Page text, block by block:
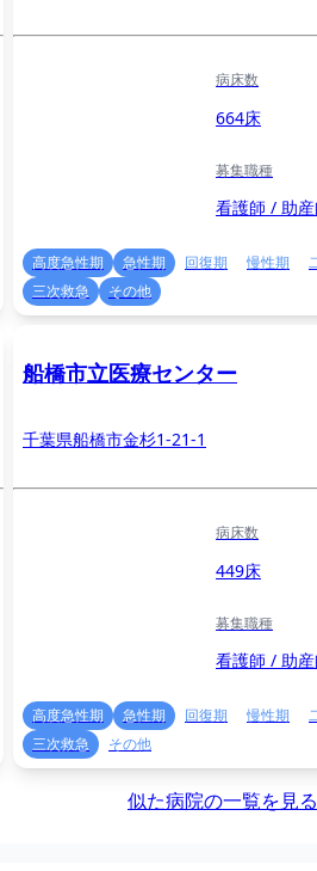
病床数
664床
募集職種
看護師 / 助
高度急性期 急性期 回復期 慢性期
三次救急
その他
船橋市立医療センター
千葉県船橋市金杉1-21-1
病床数
449床
募集職種
看護師 / 助
高度急性期 急性期 回復期 慢性期
三次救急
その他
似た病院の一覧を見る